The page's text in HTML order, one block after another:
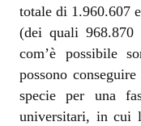
totale di 1.960.607
(dei quali 968.870
com’è possibile
possono
specie per una
universitari, in cui